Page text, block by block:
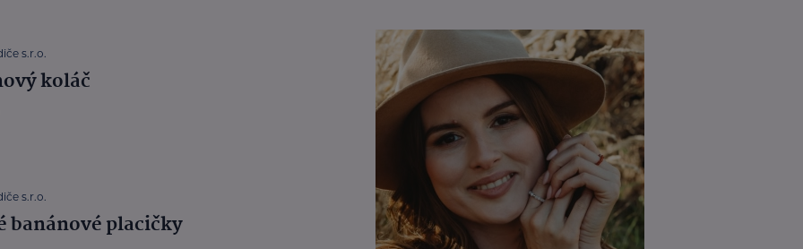
s.r.o.
koláč
s.r.o.
banánové placičky